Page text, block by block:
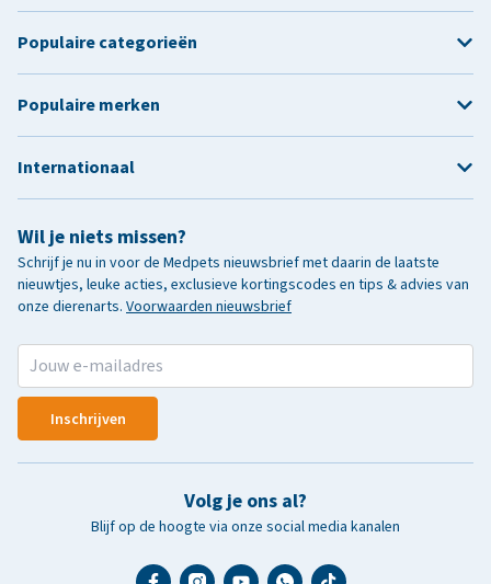
Wil je niets missen?
Schrijf je nu in voor de Medpets nieuwsbrief met daarin de laatste
nieuwtjes, leuke acties, exclusieve kortingscodes en tips & advies van
onze dierenarts. Voorwaarden nieuwsbrief
Inschrijven
Volg je ons al?
Blijf op de hoogte via onze social media kanalen
Populaire categorieën
Populaire merken
Internationaal